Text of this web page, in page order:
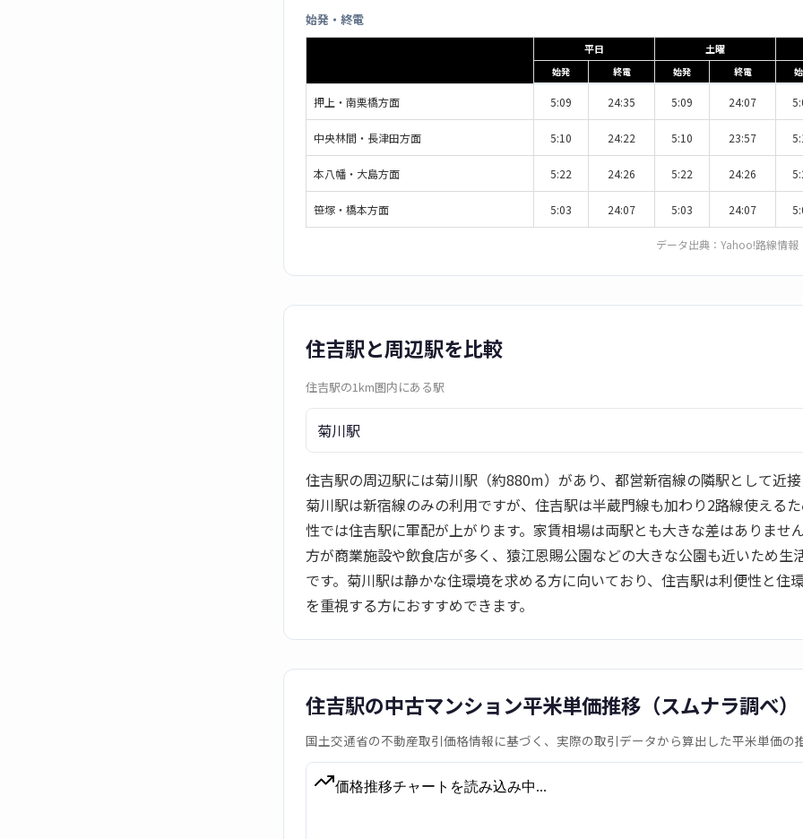
始発・終電
平日 土曜
始発 終電 始発 終電
押上・南栗橋方面 5:09 24:35 5:09 24:07
中央林間・長津田方面 5:10 24:22 5:10 23:57
本八幡・大島方面 5:22 24:26 5:22 24:26
笹塚・橋本方面 5:03 24:07 5:03 24:07
データ出典： Yahoo!路線情報
住吉駅と周辺駅を比較
住吉駅の1km圏内にある駅
菊川駅
住吉駅の周辺駅には菊川駅（約880m）があり、都営新宿線の隣駅として近
菊川駅は新宿線のみの利用ですが、住吉駅は半蔵門線も加わり2路線使える
性では住吉駅に軍配が上がります。家賃相場は両駅とも大きな差はありませ
方が商業施設や飲食店が多く、猿江恩賜公園などの大きな公園も近いため生
です。菊川駅は静かな住環境を求める方に向いており、住吉駅は利便性と住
を重視する方におすすめできます。
住吉駅の中古マンション平米単価推移（スムナラ調べ）
国土交通省の不動産取引価格情報に基づく、実際の取引データから算出した平米単価の